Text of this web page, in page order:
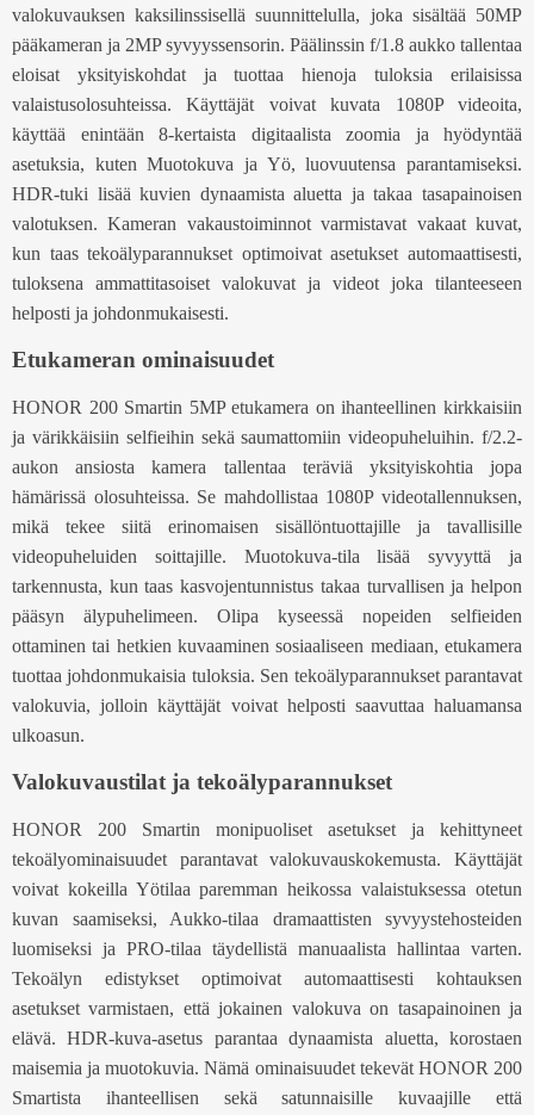
valokuvauksen kaksilinssisellä suunnittelulla, joka sisältää 50MP
pääkameran ja 2MP syvyyssensorin. Päälinssin f/1.8 aukko tallentaa
eloisat yksityiskohdat ja tuottaa hienoja tuloksia erilaisissa
valaistusolosuhteissa. Käyttäjät voivat kuvata 1080P videoita,
käyttää enintään 8-kertaista digitaalista zoomia ja hyödyntää
asetuksia, kuten Muotokuva ja Yö, luovuutensa parantamiseksi.
HDR-tuki lisää kuvien dynaamista aluetta ja takaa tasapainoisen
valotuksen. Kameran vakaustoiminnot varmistavat vakaat kuvat,
kun taas tekoälyparannukset optimoivat asetukset automaattisesti,
tuloksena ammattitasoiset valokuvat ja videot joka tilanteeseen
helposti ja johdonmukaisesti.
Etukameran ominaisuudet
HONOR 200 Smartin 5MP etukamera on ihanteellinen kirkkaisiin
ja värikkäisiin selfieihin sekä saumattomiin videopuheluihin. f/2.2-
aukon ansiosta kamera tallentaa teräviä yksityiskohtia jopa
hämärissä olosuhteissa. Se mahdollistaa 1080P videotallennuksen,
mikä tekee siitä erinomaisen sisällöntuottajille ja tavallisille
videopuheluiden soittajille. Muotokuva-tila lisää syvyyttä ja
tarkennusta, kun taas kasvojentunnistus takaa turvallisen ja helpon
pääsyn älypuhelimeen. Olipa kyseessä nopeiden selfieiden
ottaminen tai hetkien kuvaaminen sosiaaliseen mediaan, etukamera
tuottaa johdonmukaisia tuloksia. Sen tekoälyparannukset parantavat
valokuvia, jolloin käyttäjät voivat helposti saavuttaa haluamansa
ulkoasun.
Valokuvaustilat ja tekoälyparannukset
HONOR 200 Smartin monipuoliset asetukset ja kehittyneet
tekoälyominaisuudet parantavat valokuvauskokemusta. Käyttäjät
voivat kokeilla Yötilaa paremman heikossa valaistuksessa otetun
kuvan saamiseksi, Aukko-tilaa dramaattisten syvyystehosteiden
luomiseksi ja PRO-tilaa täydellistä manuaalista hallintaa varten.
Tekoälyn edistykset optimoivat automaattisesti kohtauksen
asetukset varmistaen, että jokainen valokuva on tasapainoinen ja
elävä. HDR-kuva-asetus parantaa dynaamista aluetta, korostaen
maisemia ja muotokuvia. Nämä ominaisuudet tekevät HONOR 200
Smartista ihanteellisen sekä satunnaisille kuvaajille että